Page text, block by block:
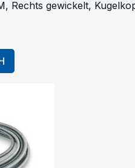
Rechts gewickelt,